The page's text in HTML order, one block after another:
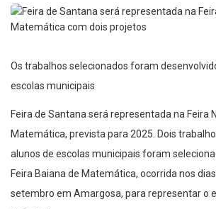
Os trabalhos selecionados foram
escolas municipais
Feira de Santana será representada na Feira
Matemática, prevista para 2025. Dois
alunos de escolas municipais foram
Feira Baiana de Matemática, ocorrida nos
setembro em Amargosa, para representar o